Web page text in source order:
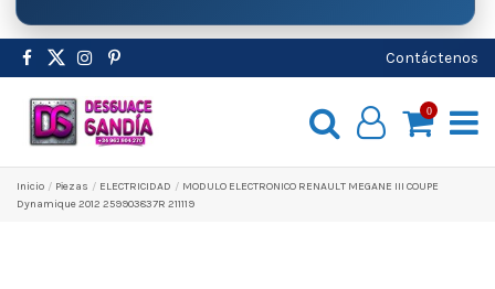
Contáctenos
0
Inicio Pіezas ELECTRICIDAD
MODULO ELECTRONICO RENAULT MEGANE III COUPE
Dynamique 2012 259903837R 211119